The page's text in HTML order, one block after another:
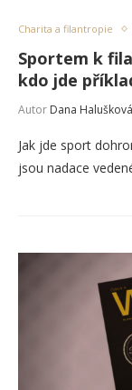
Charita a filantropie
Sportem k
kdo jde
Autor Dana Halušková
Jak jde sport
jsou nadace